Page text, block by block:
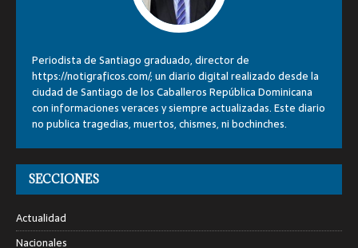
Periodista de Santiago graduado, director de
https://notigraficos.com/; un diario digital realizado desde la
ciudad de Santiago de los Caballeros República Dominicana
con informaciones veraces y siempre actualizadas. Este diario
no publica tragedias, muertos, chismes, ni bochinches.
SECCIONES
Actualidad
Nacionales